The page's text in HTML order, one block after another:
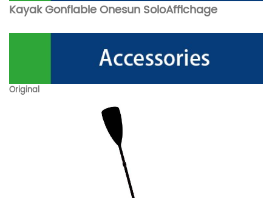
Kayak Gonflable Onesun SoloAffichage
Original